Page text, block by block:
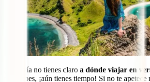
¿Todavía no tienes claro a dónde viajar en
preocupes, ¡aún tienes tiempo! Si no te apetece